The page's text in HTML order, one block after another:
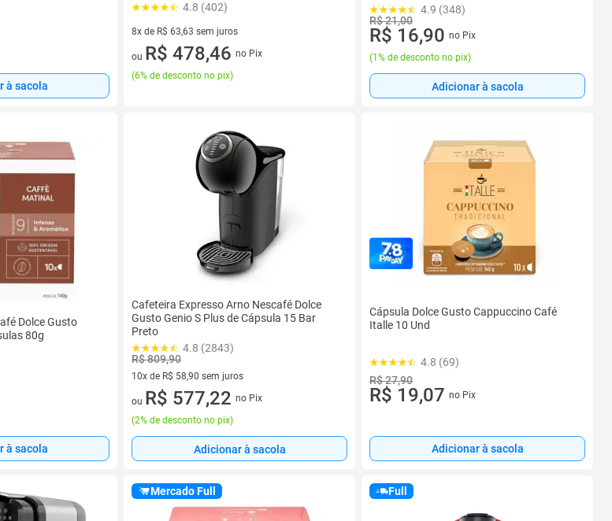
à sacola
4.8 (402)
8x de R$ 63,63 sem juros
8 vez de R$ 63,63 sem juros
ou R$ 478,46 no Pix
(6% de desconto no pix)
4.9 (348)
R$ 21,00
R$ 16,90 no Pix
(1% de desconto no pix)
Adicionar à sacola
Dolce Gusto
80g
à sacola
Cafeteira Expresso Arno Nescafé Dolce
Gusto Genio S Plus de Cápsula 15 Bar
Preto
4.8 (2843)
R$ 809,90
10x de R$ 58,90 sem juros
10 vez de R$ 58,90 sem juros
ou R$ 577,22 no Pix
(2% de desconto no pix)
Adicionar à sacola
Cápsula Dolce Gusto Cappuccino Café
Italle 10 Und
4.8 (69)
R$ 27,90
R$ 19,07 no Pix
Adicionar à sacola
Mercado Full Full